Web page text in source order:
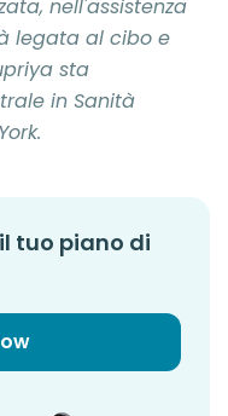
nell'assistenza
legata al cibo e
sta
in Sanità
tuo piano di